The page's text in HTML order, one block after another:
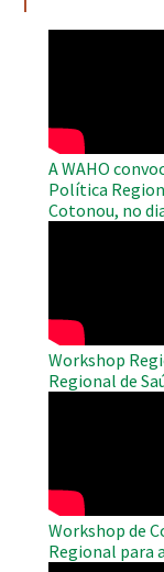
A WAHO
Política
Cotonou, no
Workshop
Regional de
Workshop de
Regional para